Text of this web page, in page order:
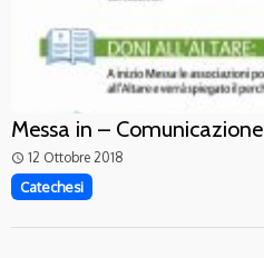
Messa in – Comunicazione
access_time 12 Ottobre 2018
Catechesi